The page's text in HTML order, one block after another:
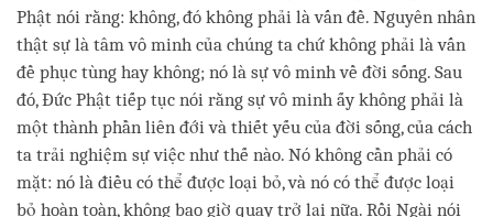
Phật nói rằng: không, đó không phải là vấn đề. Nguyên nhân
thật sự là tâm vô minh của chúng ta chứ không phải là vấn
đề phục tùng hay không; nó là sự vô minh về đời sống. Sau
đó, Đức Phật tiếp tục nói rằng sự vô minh ấy không phải là
một thành phần liên đới và thiết yếu của đời sống, của cách
ta trải nghiệm sự việc như thế nào. Nó không cần phải có
mặt: nó là điều có thể được loại bỏ, và nó có thể được loại
bỏ hoàn toàn, không bao giờ quay trở lại nữa. Rồi Ngài nói